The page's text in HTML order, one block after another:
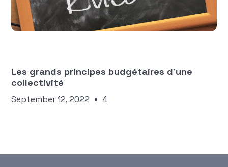
Les grands principes budgétaires d'une
collectivité
September 12, 2022 4